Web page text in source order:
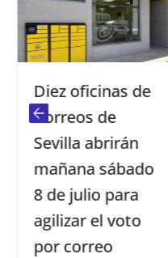
Diez oficinas de
Correos de
Sevilla abrirán
mañana sábado
8 de julio para
agilizar el voto
por correo